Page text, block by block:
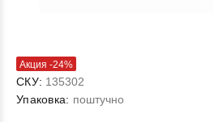
Акция -24%
СКУ: 135302
Упаковка: поштучно